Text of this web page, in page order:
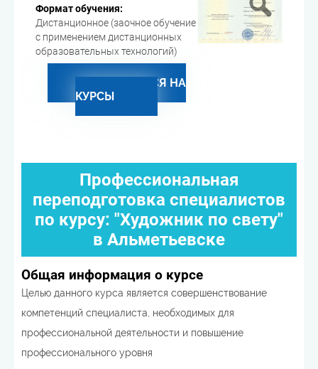
Формат обучения:
Дистанционное (заочное обучение
с применением дистанционных
образовательных технологий)
ЗАПИСАТЬСЯ НА
КУРСЫ
Профессиональная
переподготовка специалистов
по курсу: "Художник по свету"
в Альметьевске
Общая информация о курсе
Целью данного курса является совершенствование
компетенций специалиста, необходимых для
профессиональной деятельности и повышение
профессионального уровня